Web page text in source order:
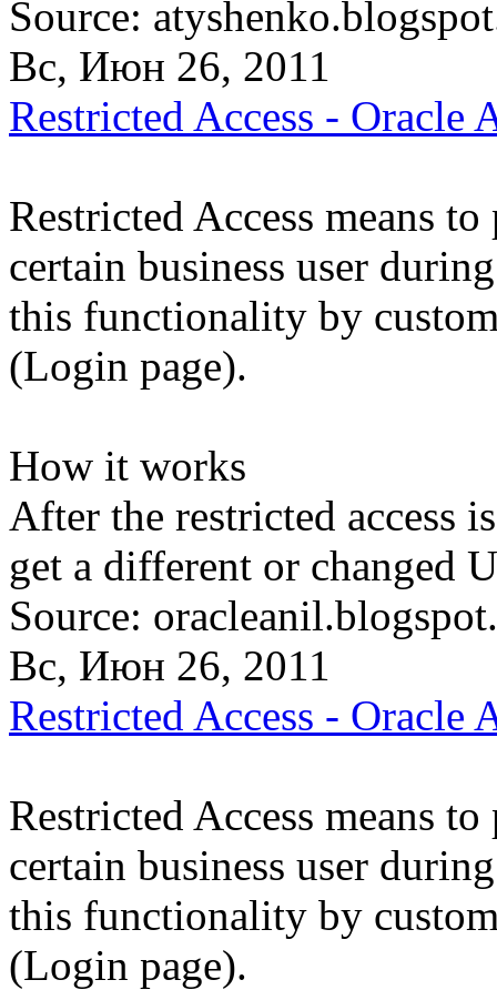
Source:
Вс, Июн 26, 2011
Restricted Access - Oracle
Restricted Access means
certain business user
this functionality by
(Login page).
How it works
After the restricted access
get a different or changed
Source:
Вс, Июн 26, 2011
Restricted Access - Oracle
Restricted Access means
certain business user
this functionality by
(Login page).